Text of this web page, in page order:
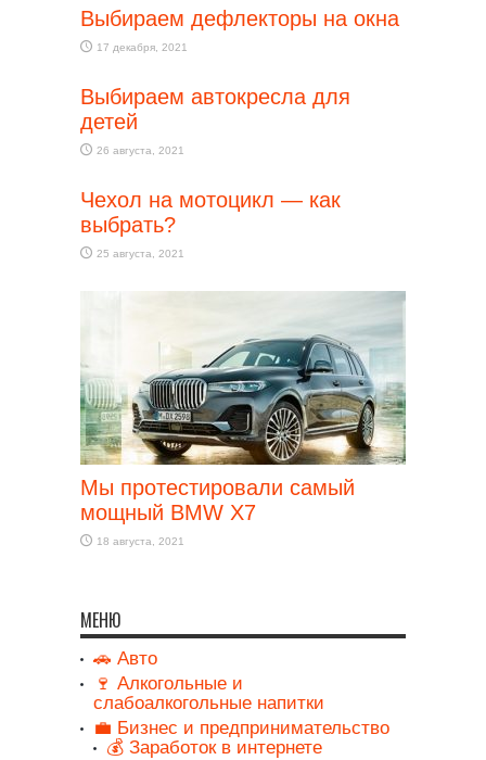
Выбираем дефлекторы на окна
17 декабря, 2021
Выбираем автокресла для
детей
26 августа, 2021
Чехол на мотоцикл — как
выбрать?
25 августа, 2021
Мы протестировали самый
мощный BMW X7
18 августа, 2021
МЕНЮ
🚗 Авто
🍷 Алкогольные и
слабоалкогольные напитки
💼 Бизнес и предпринимательство
💰 Заработок в интернете